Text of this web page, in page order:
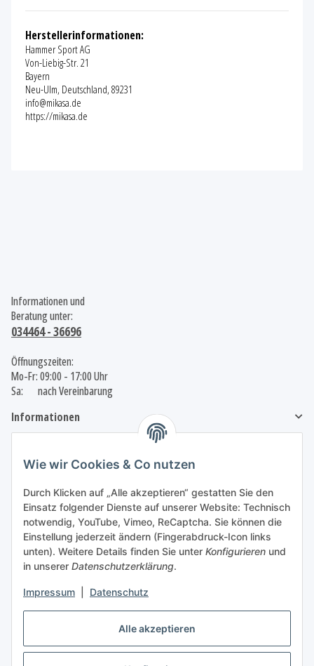
Alle akzeptieren
Wie wir Cookies & Co nutzen
Durch Klicken auf „Alle akzeptieren“ gestatten Sie den
Einsatz folgender Dienste auf unserer Website: Technisch
notwendig, YouTube, Vimeo, ReCaptcha. Sie können die
Einstellung jederzeit ändern (Fingerabdruck-Icon links
unten). Weitere Details finden Sie unter Konfigurieren und
in unserer Datenschutzerklärung.
Impressum Datenschutz
Herstellerinformationen:
Hammer Sport AG
Von-Liebig-Str. 21
Bayern
Neu-Ulm, Deutschland, 89231
info@mikasa.de
https://mikasa.de
Informationen und
Beratung unter:
034464 - 36696
Öffnungszeiten:
Mo-Fr: 09:00 - 17:00 Uhr
Sa: nach Vereinbarung
Informationen
Vertrag widerrufen
Wir nutzen Trusted Shops als unabhängigen Dienstleister für die Einholung von
Bewertungen.
Trusted Shops hat Maßnahmen getroffen, um sicherzustellen, dass es es sich um